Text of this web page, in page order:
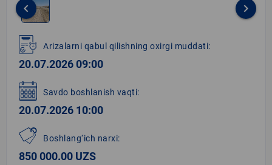
1
of
1
keyboard_arrow_left keyboard_arrow_right
Arizalarni qabul qilishning oxirgi muddati:
20.07.2026 09:00
Savdo boshlanish vaqti:
20.07.2026 10:00
Boshlang‘ich narxi:
850 000.00 UZS